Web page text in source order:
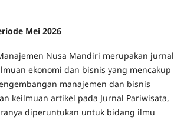
Mei 2026
Nusa Mandiri merupakan jurnal
ekonomi dan bisnis yang mencakup
manajemen dan bisnis
keilmuan artikel pada Jurnal Pariwisata,
diperuntukan untuk bidang ilmu